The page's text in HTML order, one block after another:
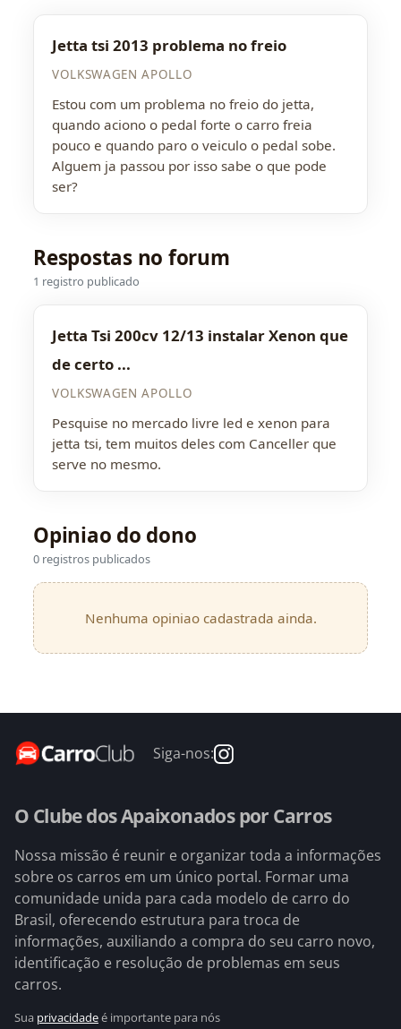
Jetta tsi 2013 problema no freio
VOLKSWAGEN APOLLO
Estou com um problema no freio do jetta,
quando aciono o pedal forte o carro freia
pouco e quando paro o veiculo o pedal sobe.
Alguem ja passou por isso sabe o que pode
ser?
Respostas no forum
1 registro publicado
Jetta Tsi 200cv 12/13 instalar Xenon que
de certo ...
VOLKSWAGEN APOLLO
Pesquise no mercado livre led e xenon para
jetta tsi, tem muitos deles com Canceller que
serve no mesmo.
Opiniao do dono
0 registros publicados
Nenhuma opiniao cadastrada ainda.
Siga-nos:
O Clube dos Apaixonados por Carros
Nossa missão é reunir e organizar toda a informações
sobre os carros em um único portal. Formar uma
comunidade unida para cada modelo de carro do
Brasil, oferecendo estrutura para troca de
informações, auxiliando a compra do seu carro novo,
identificação e resolução de problemas em seus
carros.
Sua privacidadeé importante para nós